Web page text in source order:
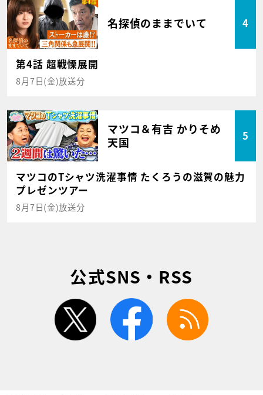
名探偵のままでいて 4
第4話 超戦慄展開
8月7日(金)放送分
マツコ＆有吉 かりそめ
天国
5
マツコのTシャツ洗濯事情 たくろうの滋賀の魅力
プレゼンツアー
8月7日(金)放送分
公式SNS・RSS
twitter facebook